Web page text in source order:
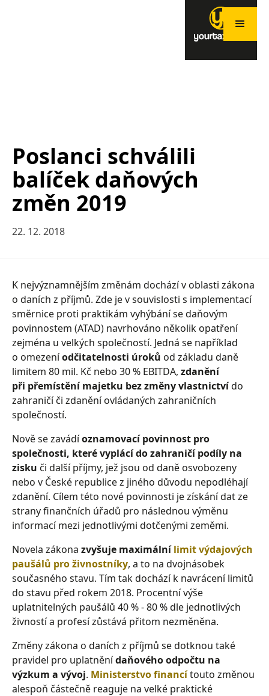
Poslanci schválili
balíček daňových
změn 2019
22. 12. 2018
K nejvýznamnějším změnám dochází v oblasti zákona
o daních z příjmů. Zde je v souvislosti s implementací
směrnice proti praktikám vyhýbání se daňovým
povinnostem (ATAD) navrhováno několik opatření
zejména u velkých společností. Jedná se například
o omezeníodčitatelnosti úroků od základu daně
limitem 80 mil. Kč nebo 30 % EBITDA, zdanění
při přemístění majetku bez změny vlastnictvído
zahraničí či zdanění ovládaných zahraničních
společností.
Nově se zavádíoznamovací povinnost pro
společnosti, které vyplácí do zahraničí podíly na
zisku či další příjmy, jež jsou od daně osvobozeny
nebo v České republice z jiného důvodu nepodléhají
zdanění. Cílem této nové povinnosti je získání dat ze
strany finančních úřadů pro následnou výměnu
informací mezi jednotlivými dotčenými zeměmi.
Novela zákona zvyšuje maximálnílimit výdajových
paušálů pro živnostníky, a to na dvojnásobek
současného stavu. Tím tak dochází k navrácení limitů
do stavu před rokem 2018. Procentní výše
uplatnitelných paušálů 40 % - 80 % dle jednotlivých
živností a profesí zůstává přitom nezměněna.
Změny zákona o daních z příjmů se dotknou také
pravidel pro uplatněnídaňového odpočtu na
výzkum a vývoj. Ministerstvo financítouto změnou
alespoň částečně reaguje na velké praktické